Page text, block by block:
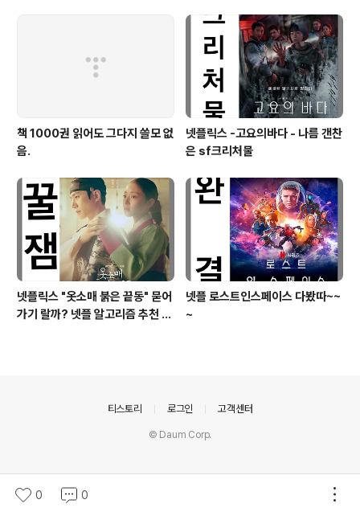
책 1000권 읽어도 그다지 쓸모 없
음.
넷플릭스 -고요의바다 - 나름 갠찬
은 sf크리처물
넷플릭스 "옷소매 붉은 끝동" 묻어
가기 랄까? 넷플 알고리즘 추천 작
넷플 로스트인스페이스 다봤따~~
~
0 0
티스토리 로그인 고객센터
© Daum Corp.